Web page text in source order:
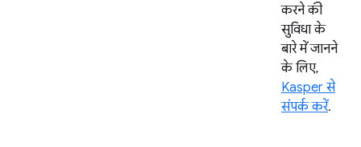
करने की
सुविधा के
बारे में जानने
के लिए,
Kasper से
संपर्क करें.